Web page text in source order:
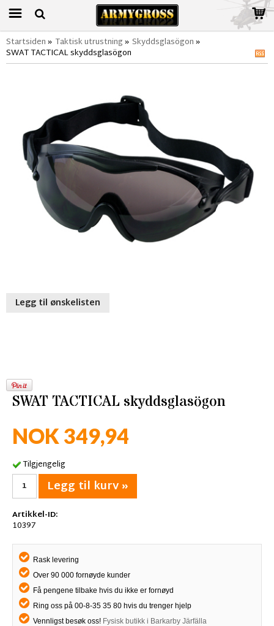
Startsiden» Taktisk utrustning» Skyddsglasögon»
SWAT TACTICAL skyddsglasögon
Legg til ønskelisten
SWAT TACTICAL skyddsglasögon
NOK 349,94
Tilgjengelig
Legg til kurv »
Artikkel-ID:
10397
Rask levering
Over 90 000 fornøyde kunder
Få pengene tilbake hvis du ikke er fornøyd
Ring oss på 00-8-35 35 80 hvis du trenger hjelp
Vennligst besøk oss! Fysisk butikk i Barkarby Järfälla